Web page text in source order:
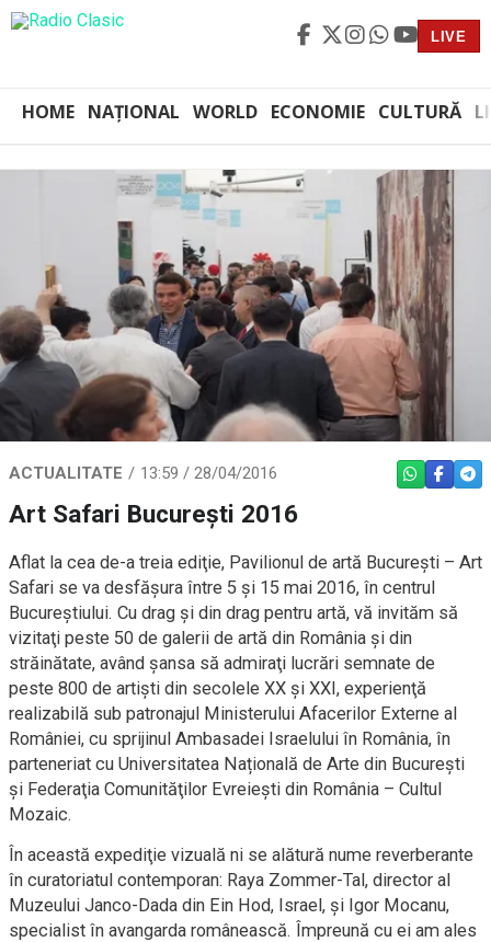
LIVE
HOME NAȚIONAL WORLD ECONOMIE CULTURĂ
ACTUALITATE 13:59 / 28/04/2016 WHATSAPP
Art Safari București 2016
Aflat la cea de-a treia ediţie, Pavilionul de artă București – Art
Safari se va desfășura între 5 și 15 mai 2016, în centrul
Bucureștiului. Cu drag şi din drag pentru artă, vă invităm să
vizitaţi peste 50 de galerii de artă din România și din
străinătate, având şansa să admiraţi lucrări semnate de
peste 800 de artiști din secolele XX și XXI, experienţă
realizabilă sub patronajul Ministerului Afacerilor Externe al
României, cu sprijinul Ambasadei Israelului în România, în
parteneriat cu Universitatea Națională de Arte din București
și Federaţia Comunităţilor Evreieşti din România – Cultul
Mozaic.
În această expediţie vizuală ni se alătură nume reverberante
în curatoriatul contemporan: Raya Zommer-Tal, director al
Muzeului Janco-Dada din Ein Hod, Israel, și Igor Mocanu,
specialist în avangarda românească. Împreună cu ei am ales